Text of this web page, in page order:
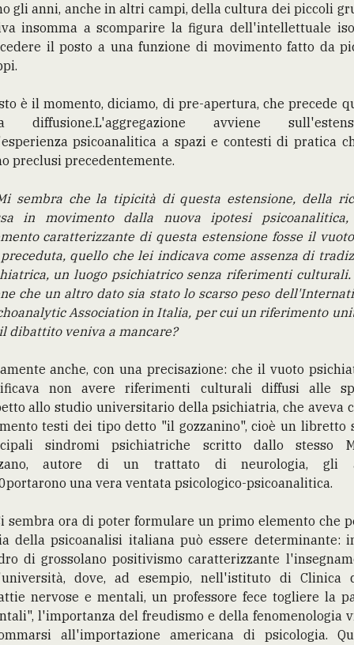
gli anni, anche in altri campi, della cultura dei piccoli
insomma a scomparire la figura dell'intellettuale
il posto a una funzione di movimento fatto da
è il momento, diciamo, di pre-apertura, che precede
diffusione.L'aggregazione avviene
psicoanalitica a spazi e contesti di pratica
preclusi precedentemente.
sembra che la tipicità di questa estensione, della
in movimento dalla nuova ipotesi psicoanalitica,
caratterizzante di questa estensione fosse il
quello che lei indicava come assenza di
un luogo psichiatrico senza riferimenti culturali.
che un altro dato sia stato lo scarso peso
Association in Italia, per cui un riferimento
dibattito veniva a mancare?
anche, con una precisazione: che il vuoto
non avere riferimenti culturali diffusi alle
allo studio universitario della psichiatria, che aveva
testi dei tipo detto "il gozzanino", cioè un libretto
sindromi psichiatriche scritto dallo stesso
autore di un trattato di neurologia, gli
una vera ventata psicologico-psicoanalitica.
sembra ora di poter formulare un primo elemento che
della psicoanalisi italiana può essere determinante:
di grossolano positivismo caratterizzante
dove, ad esempio, nell'istituto di Clinica
nervose e mentali, un professore fece togliere la
l'importanza del freudismo e della fenomenologia
all'importazione americana di psicologia.